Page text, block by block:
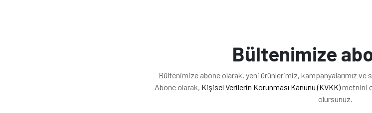
Bültenimize
Bültenimize abone olarak, yeni ürünlerimiz, kampanyalarımız ve
Abone olarak, Kişisel Verilerin Korunması Kanunu (KVKK)metnini
olursunuz.